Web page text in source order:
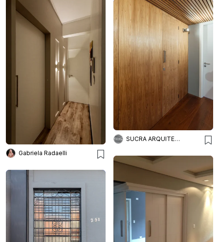
Gabriela Radaelli
SUCRA ARQUITETURA + DESIGN